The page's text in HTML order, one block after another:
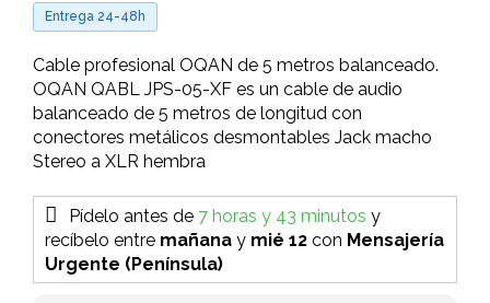
Entrega 24-48h
Cable profesional OQAN de 5 metros balanceado.
OQAN QABL JPS-05-XF es un cable de audio
balanceado de 5 metros de longitud con
conectores metálicos desmontables Jack macho
Stereo a XLR hembra
Pídelo antes de 7 horas y 43 minutos y
recíbelo entre mañana y mié 12 con Mensajería
Urgente (Península)